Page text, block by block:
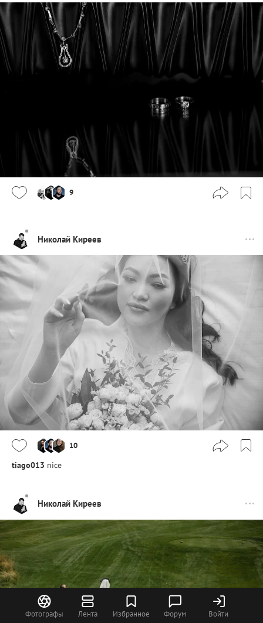
Фотографы Лента Избранное Форум Войти
9
Николай Киреев
10
tiago013 nice
Николай Киреев